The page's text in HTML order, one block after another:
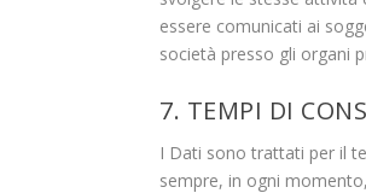
essere comunicati ai
società presso gli organi
7. TEMPI DI
I Dati sono trattati per il
sempre, in ogni